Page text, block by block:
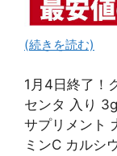
(続きを読む)
1月4日終了！
センタ 入り
サプリメント
ミンC カルシ